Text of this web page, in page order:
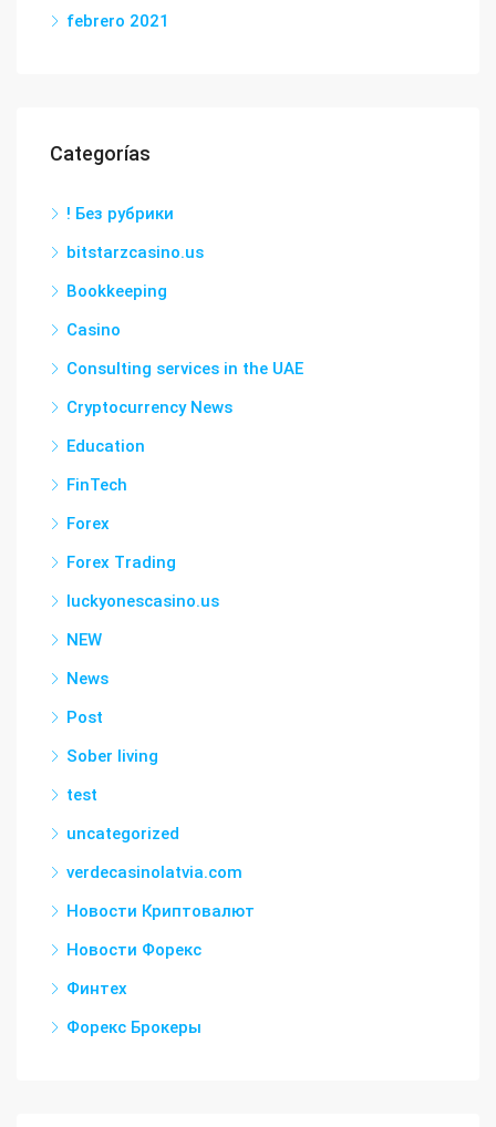
febrero 2021
Categorías
! Без рубрики
bitstarzcasino.us
Bookkeeping
Casino
Consulting services in the UAE
Cryptocurrency News
Education
FinTech
Forex
Forex Trading
luckyonescasino.us
NEW
News
Post
Sober living
test
uncategorized
verdecasinolatvia.com
Новости Криптовалют
Новости Форекс
Финтех
Форекс Брокеры